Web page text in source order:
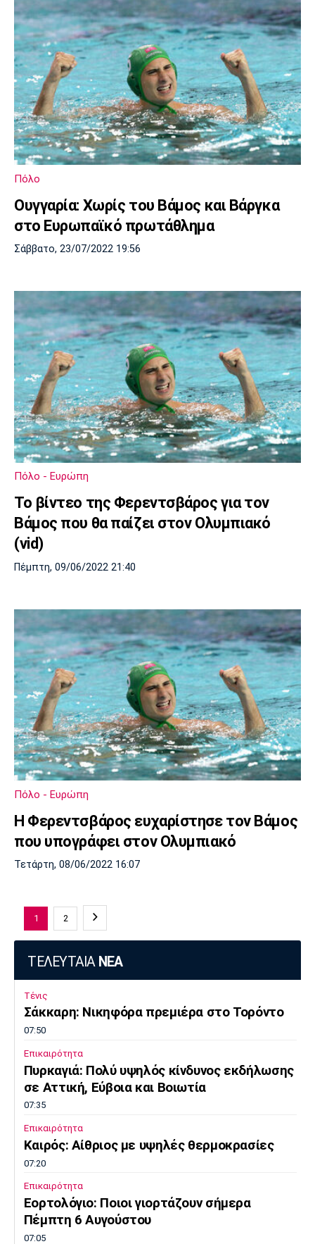
Πόλο
Ουγγαρία: Χωρίς του Βάμος και Βάργκα
στο Ευρωπαϊκό πρωτάθλημα
Σάββατο, 23/07/2022 19:56
Πόλο - Ευρώπη
Το βίντεο της Φερεντσβάρος για τον
Βάμος που θα παίζει στον Ολυμπιακό
(vid)
Πέμπτη, 09/06/2022 21:40
Πόλο - Ευρώπη
Η Φερεντσβάρος ευχαρίστησε τον Βάμος
που υπογράφει στον Ολυμπιακό
Τετάρτη, 08/06/2022 16:07
1 2
ΤΕΛΕΥΤΑΙΑ ΝΕΑ
Τένις
Σάκκαρη: Νικηφόρα πρεμιέρα στο Τορόντο
07:50
Επικαιρότητα
Πυρκαγιά: Πολύ υψηλός κίνδυνος εκδήλωσης
σε Αττική, Εύβοια και Βοιωτία
07:35
Επικαιρότητα
Καιρός: Αίθριος με υψηλές θερμοκρασίες
07:20
Επικαιρότητα
Εορτολόγιο: Ποιοι γιορτάζουν σήμερα
Πέμπτη 6 Αυγούστου
07:05